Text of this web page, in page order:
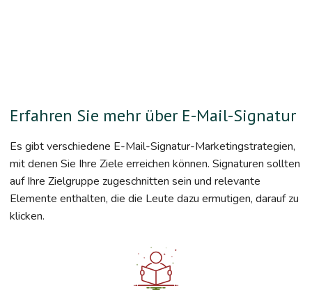
Erfahren Sie mehr über E-Mail-Signatur
Es gibt verschiedene E-Mail-Signatur-Marketingstrategien,
mit denen Sie Ihre Ziele erreichen können. Signaturen sollten
auf Ihre Zielgruppe zugeschnitten sein und relevante
Elemente enthalten, die die Leute dazu ermutigen, darauf zu
klicken.